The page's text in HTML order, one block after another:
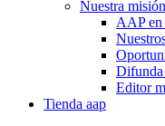
Nuestra misión
AAP en
Difunda
Editor
Tienda aap